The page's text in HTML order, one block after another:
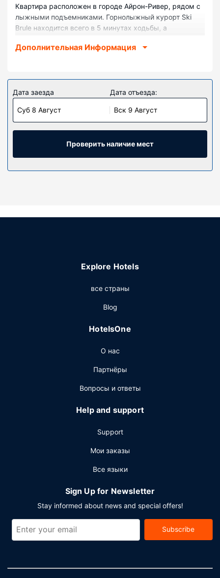
Квартира расположен в городе Айрон-Ривер, рядом с
лыжными подъемниками. Горнолыжный курорт Ski
Brule находится всего в 5 минутах ходьбы, а
минутах ходьбы. Квартира — вариант с прекрасным
Располагайтесь с комфортом в этой квартире. У вас
будет кухня с духовкой и плитой. В номере есть
письменный стол и микроволновая печь.
прочие услуги и удобства, такие как бесплатный
Дополнительная Информация
Дата заезда
Суб 8 Август
Дата отъезда:
Вск 9 Август
Проверить наличие мест
Explore Hotels
все страны
Blog
HotelsOne
О нас
Партнёры
Вопросы и ответы
Help and support
Support
Мои заказы
Все языки
Sign Up for Newsletter
Stay informed about news and special offers!
Subscribe